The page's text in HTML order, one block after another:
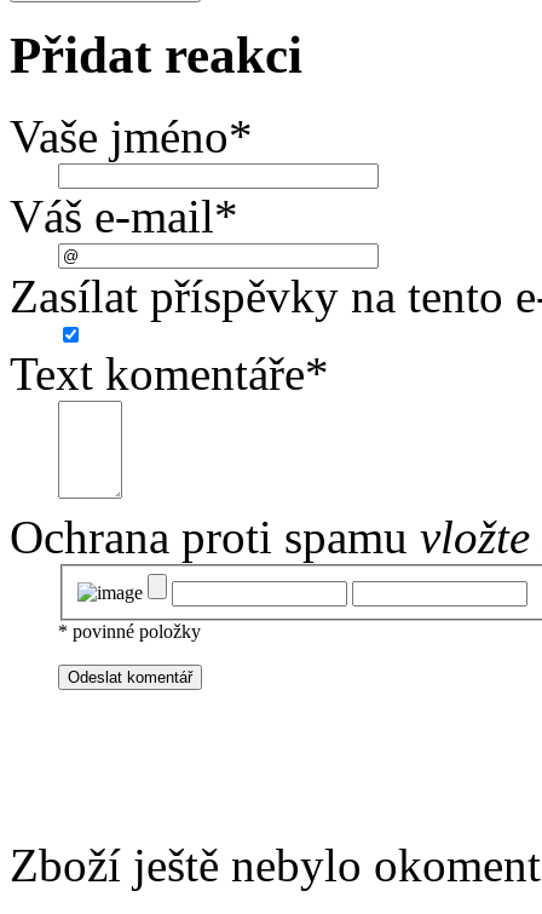
Přidat reakci
Vaše jméno*
Váš e-mail*
Zasílat příspěvky na tento
Text komentáře*
Ochrana proti spamu
* povinné položky
Zboží ještě nebylo